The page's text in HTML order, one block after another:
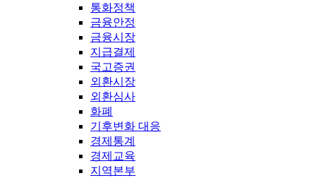
통화정책
금융안정
금융시장
지급결제
국고증권
외환시장
외환심사
화폐
기후변화 대응
경제통계
경제교육
지역본부